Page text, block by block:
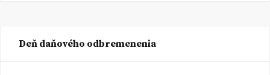
Deň daňového odbremenenia